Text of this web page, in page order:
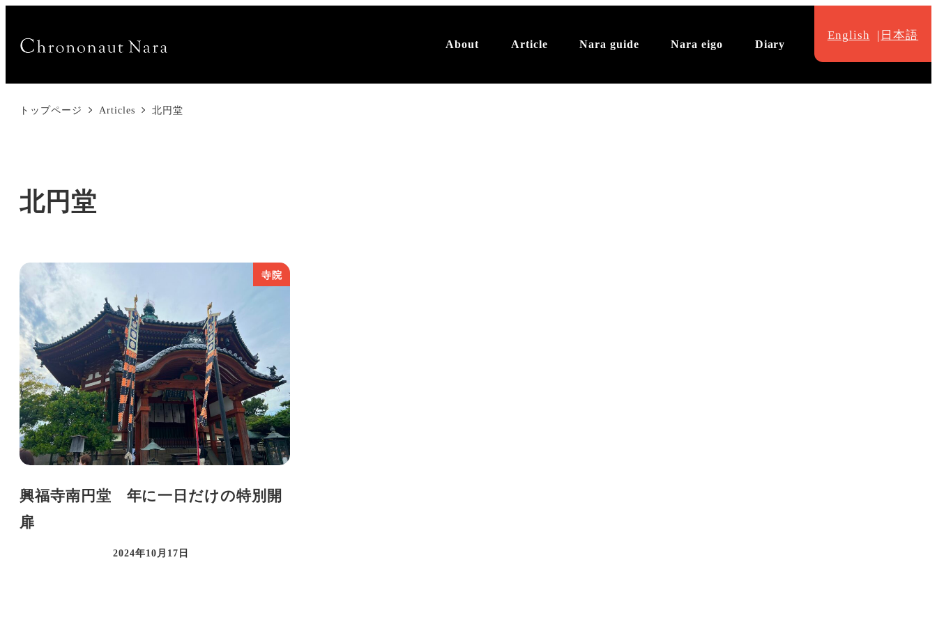
About Article Nara guide Nara eigo Diary
English 日本語
トップページ Articles 北円堂
北円堂
寺院
興福寺南円堂 年に一日だけの特別開
扉
投稿日
2024年10月17日